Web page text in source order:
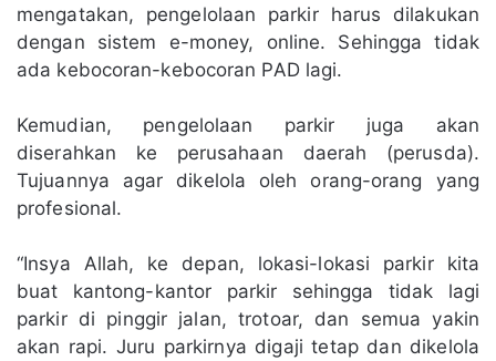
mengatakan, pengelolaan parkir harus dilakukan
dengan sistem e-money, online. Sehingga tidak
ada kebocoran-kebocoran PAD lagi.
Kemudian, pengelolaan parkir juga akan
diserahkan ke perusahaan daerah (perusda).
Tujuannya agar dikelola oleh orang-orang yang
profesional.
“Insya Allah, ke depan, lokasi-lokasi parkir kita
buat kantong-kantor parkir sehingga tidak lagi
parkir di pinggir jalan, trotoar, dan semua yakin
akan rapi. Juru parkirnya digaji tetap dan dikelola